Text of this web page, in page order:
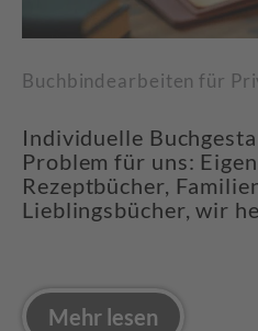
Buchbindearbeiten für
Individuelle
Problem für uns:
Rezeptbücher,
Lieblingsbücher, wir
Mehr lesen